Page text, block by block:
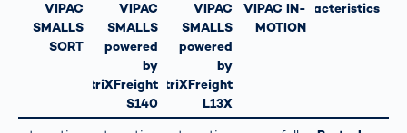
Characteristics
VIPAC IN-
MOTION
VIPAC
SMALLS
powered
by
MetriXFreight
L13X
VIPAC
SMALLS
powered
by
MetriXFreight
S140
VIPAC
SMALLS
SORT